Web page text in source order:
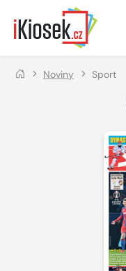
Přejít na hlavní obsah
Noviny Sport